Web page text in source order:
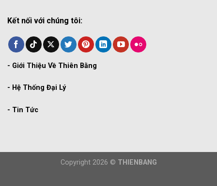
Kết nối với chúng tôi:
- Giới Thiệu Về Thiên Bằng
- Hệ Thống Đại Lý
- Tin Tức
Copyright 2026 © THIENBANG